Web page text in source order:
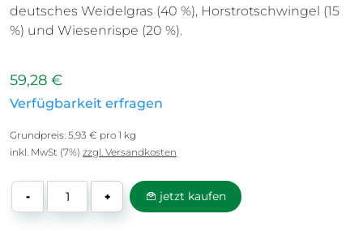
deutsches Weidelgras (40 %), Horstrotschwingel (15
%) und Wiesenrispe (20 %).
59,28 €
Verfügbarkeit erfragen
Grundpreis: 5,93 € pro 1 kg
inkl. MwSt (7%) zzgl. Versandkosten
- + jetzt kaufen